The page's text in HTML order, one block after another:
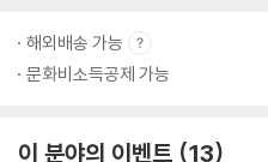
해외배송 가능
문화비소득공제 가능
이 분야의 이벤트 13